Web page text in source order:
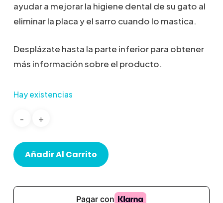
ayudar a mejorar la higiene dental de su gato al
eliminar la placa y el sarro cuando lo mastica.
Desplázate hasta la parte inferior para obtener
más información sobre el producto.
Hay existencias
Añadir Al Carrito